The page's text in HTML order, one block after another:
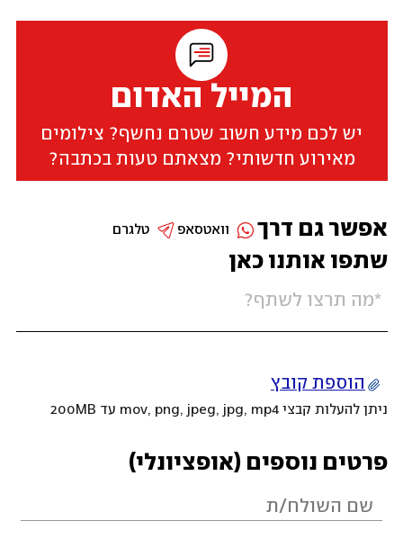
המייל האדום
יש לכם מידע חשוב שטרם נחשף? צילומים
מאירוע חדשותי? מצאתם טעות בכתבה?
שתפו אותנו כאן
הוספת קובץ
ניתן להעלות קבצי mov, png, jpeg, jpg, mp4 עד 200MB
פרטים נוספים (אופציונלי)
אפשר גם דרך טלגרם וואטסאפ